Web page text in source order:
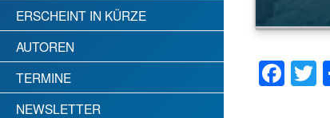
ERSCHEINT IN KÜRZE
AUTOREN
TERMINE
NEWSLETTER